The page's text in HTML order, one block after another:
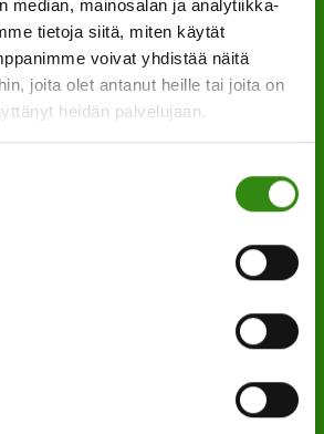
median, mainosalan ja analytiikka-
tietoja siitä, miten käytät
voivat yhdistää näitä
joita olet antanut heille tai joita on
heidän palvelujaan.